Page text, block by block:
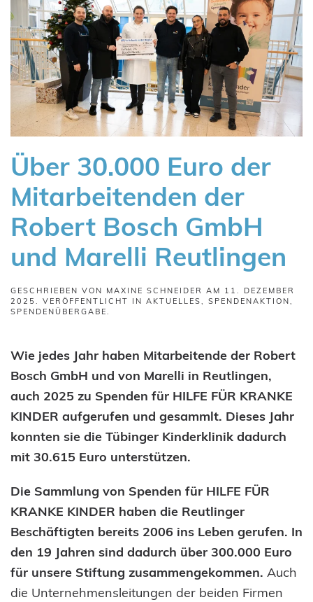
Über 30.000 Euro der
Mitarbeitenden der
Robert Bosch GmbH
und Marelli Reutlingen
GESCHRIEBEN VON MAXINE SCHNEIDER AM 11. DEZEMBER
2025
. VERÖFFENTLICHT IN AKTUELLES SPENDENAKTION
SPENDENÜBERGABE
Wie jedes Jahr haben Mitarbeitende der Robert
Bosch GmbH und von Marelli in Reutlingen,
auch 2025 zu Spenden für HILFE FÜR KRANKE
KINDER aufgerufen und gesammlt. Dieses Jahr
konnten sie die Tübinger Kinderklinik dadurch
mit 30.615 Euro unterstützen.
Die Sammlung von Spenden für HILFE FÜR
KRANKE KINDER haben die Reutlinger
Beschäftigten bereits 2006 ins Leben gerufen. In
den 19 Jahren sind dadurch über 300.000 Euro
für unsere Stiftung zusammengekommen. Auch
die Unternehmensleitungen der beiden Firmen